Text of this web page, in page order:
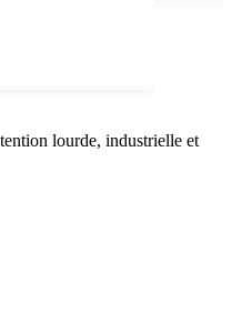
lourde, industrielle et